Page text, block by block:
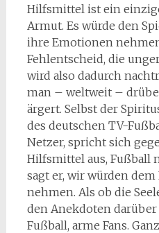
Hilfsmittel ist ein
Armut. Es würde den
ihre Emotionen
Fehlentscheid, die
wird also dadurch
man – weltweit –
ärgert. Selbst der
des deutschen TV-
Netzer, spricht sich
Hilfsmittel aus, Fußball
sagt er, wir würden dem
nehmen. Als ob die
den Anekdoten
Fußball, arme Fans.